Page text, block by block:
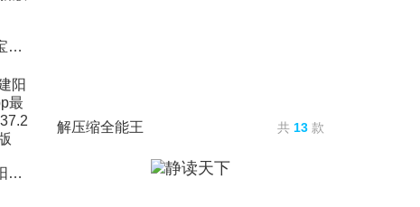
扬州大宝应本地服务v1.0.1最新版
智慧建阳融媒app最新版v2.37.2官方版
解压缩全能王 共 13 款